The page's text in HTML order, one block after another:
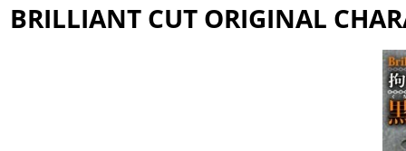
BRILLIANT CUT ORIGINAL